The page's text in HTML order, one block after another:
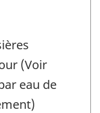
(Voir
eau de